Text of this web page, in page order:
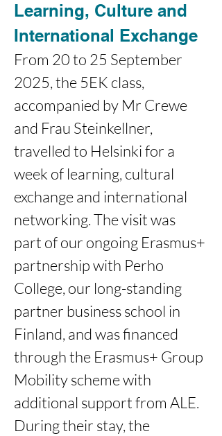
Learning, Culture and
International Exchange
From 20 to 25 September
2025, the 5EK class,
accompanied by Mr Crewe
and Frau Steinkellner,
travelled to Helsinki for a
week of learning, cultural
exchange and international
networking. The visit was
part of our ongoing Erasmus+
partnership with Perho
College, our long-standing
partner business school in
Finland, and was financed
through the Erasmus+ Group
Mobility scheme with
additional support from ALE.
During their stay, the